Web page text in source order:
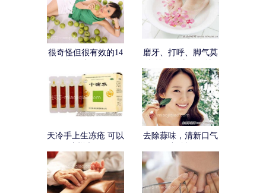
很奇怪但很有效的14
磨牙、打呼、脚气莫
天冷手上生冻疮 可以
去除蒜味，清新口气